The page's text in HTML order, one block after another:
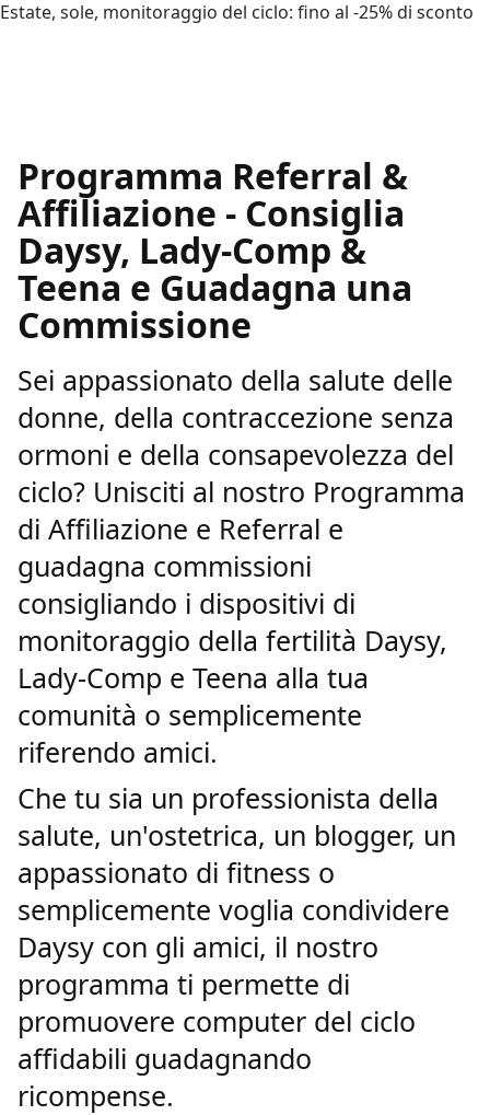
Estate, sole, monitoraggio del ciclo: fino al -25% di sconto
Programma Referral &
Affiliazione - Consiglia
Daysy, Lady-Comp &
Teena e Guadagna una
Commissione
Sei appassionato della salute delle
donne, della contraccezione senza
ormoni e della consapevolezza del
ciclo? Unisciti al nostro Programma
di Affiliazione e Referral e
guadagna commissioni
consigliando i dispositivi di
monitoraggio della fertilità Daysy,
Lady-Comp e Teena alla tua
comunità o semplicemente
riferendo amici.
Che tu sia un professionista della
salute, un'ostetrica, un blogger, un
appassionato di fitness o
semplicemente voglia condividere
Daysy con gli amici, il nostro
programma ti permette di
promuovere computer del ciclo
affidabili guadagnando
ricompense.